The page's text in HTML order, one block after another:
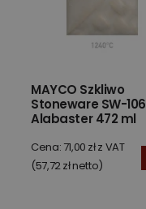
MAYCO Szkliwo
Stoneware SW-106
Alabaster 472 ml
Cena: 71,00 zł z VAT
(57,72 zł netto)